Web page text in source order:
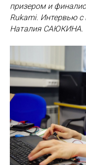
призером и
Rukami. Интервью
Наталия САЮКИНА.